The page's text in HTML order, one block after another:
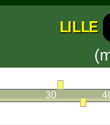
LILLE
30